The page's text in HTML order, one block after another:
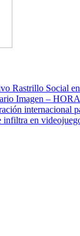
Rastrillo Social
Imagen –
internacional
infiltra en